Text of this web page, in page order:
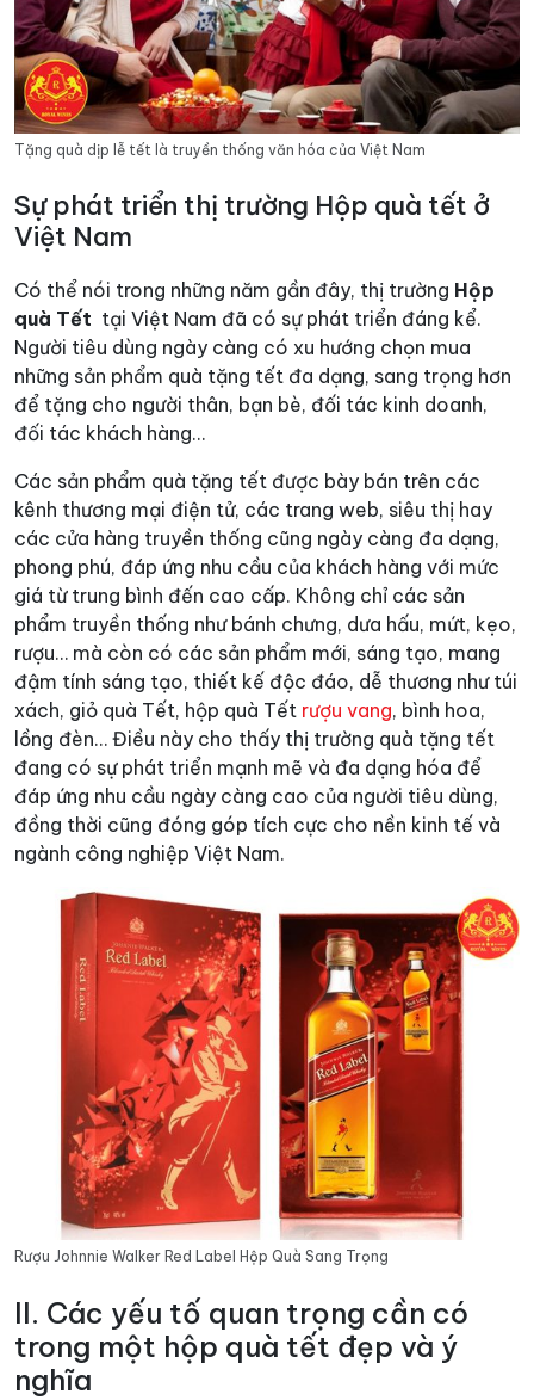
Tặng quà dịp lễ tết là truyền thống văn hóa của Việt Nam
Sự phát triển thị trường Hộp quà tết ở
Việt Nam
Có thể nói trong những năm gần đây, thị trường Hộp
quà Tết tại Việt Nam đã có sự phát triển đáng kể.
Người tiêu dùng ngày càng có xu hướng chọn mua
những sản phẩm quà tặng tết đa dạng, sang trọng hơn
để tặng cho người thân, bạn bè, đối tác kinh doanh,
đối tác khách hàng…
Các sản phẩm quà tặng tết được bày bán trên các
kênh thương mại điện tử, các trang web, siêu thị hay
các cửa hàng truyền thống cũng ngày càng đa dạng,
phong phú, đáp ứng nhu cầu của khách hàng với mức
giá từ trung bình đến cao cấp. Không chỉ các sản
phẩm truyền thống như bánh chưng, dưa hấu, mứt, kẹo,
rượu… mà còn có các sản phẩm mới, sáng tạo, mang
đậm tính sáng tạo, thiết kế độc đáo, dễ thương như túi
xách, giỏ quà Tết, hộp quà Tết rượu vang, bình hoa,
lồng đèn… Điều này cho thấy thị trường quà tặng tết
đang có sự phát triển mạnh mẽ và đa dạng hóa để
đáp ứng nhu cầu ngày càng cao của người tiêu dùng,
đồng thời cũng đóng góp tích cực cho nền kinh tế và
ngành công nghiệp Việt Nam.
Rượu Johnnie Walker Red Label Hộp Quà Sang Trọng
II. Các yếu tố quan trọng cần có
trong một hộp quà tết đẹp và ý
nghĩa